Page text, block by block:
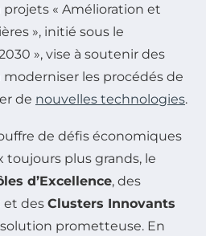
projets « Amélioration et
», initié sous le
», vise à soutenir des
les procédés de
de nouvelles technologies.
de défis économiques
plus grands, le
d’Excellence, des
et des Clusters Innovants
prometteuse. En